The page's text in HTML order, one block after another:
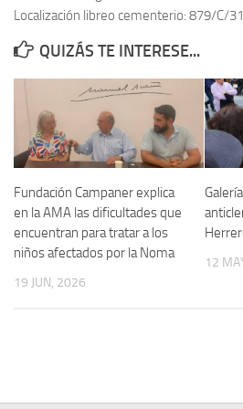
Memoria Histórica
Investigación previa de la represión
1947).
Informe Represión en Toledo 1936-
Informe de la fosa de abril de 1939 de
Enciclopedia Republicana
Militantes históricos IR
Personajes republicanos
Localización libreo cementerio: 879/C/
QUIZÁS TE INTERESE...
Fundación Campaner explica
en la AMA las dificultades que
encuentran para tratar a los
niños afectados por la Noma
19 JUN, 2026
12